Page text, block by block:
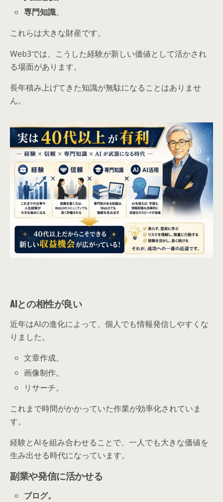
専門知識。
これらは大きな財産です。
Web3では、こうした経験が新しい価値として活かされ
る場面があります。
長年積み上げてきた知識が無駄になることはありませ
ん。
AIとの相性が良い
近年はAIの進化によって、個人でも情報発信しやすくな
りました。
文章作成。
画像制作。
リサーチ。
これまで時間がかかっていた作業が効率化されていま
す。
経験とAIを組み合わせることで、一人でも大きな価値を
生み出せる時代になっています。
副業や発信に活かせる
ブログ。